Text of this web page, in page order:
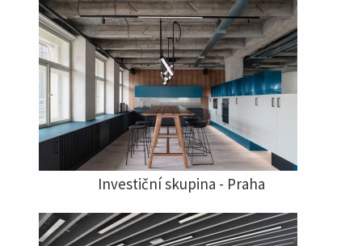
Investiční skupina - Praha